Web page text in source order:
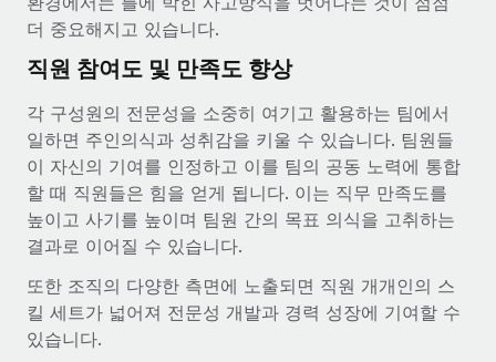
더 중요해지고 있습니다.
직원 참여도 및 만족도 향상
각 구성원의 전문성을 소중히 여기고 활용하는 팀에서
일하면 주인의식과 성취감을 키울 수 있습니다. 팀원들
이 자신의 기여를 인정하고 이를 팀의 공동 노력에 통합
할 때 직원들은 힘을 얻게 됩니다. 이는 직무 만족도를
높이고 사기를 높이며 팀원 간의 목표 의식을 고취하는
결과로 이어질 수 있습니다.
또한 조직의 다양한 측면에 노출되면 직원 개개인의 스
킬 세트가 넓어져 전문성 개발과 경력 성장에 기여할 수
있습니다.